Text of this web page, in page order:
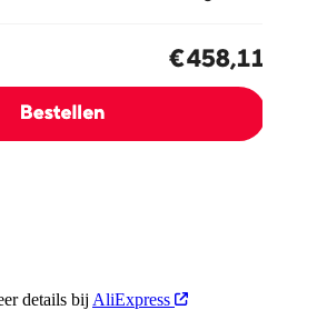
details bij AliExpress